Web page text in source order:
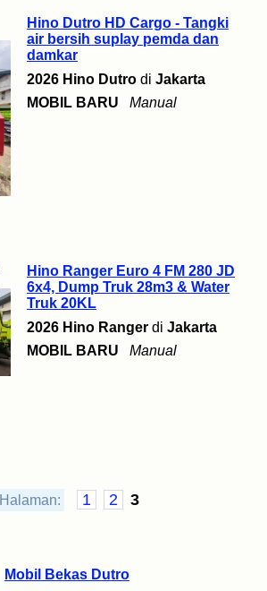
Mobil Bekas Dutro
Hino Dutro HD Cargo - Tangki
air bersih suplay pemda dan
damkar
2026 Hino Dutro di Jakarta
MOBIL BARU
Manual
Hino Ranger Euro 4 FM 280 JD
6x4, Dump Truk 28m3 & Water
Truk 20KL
2026 Hino Ranger di Jakarta
MOBIL BARU
Manual
Halaman: 1 2 3